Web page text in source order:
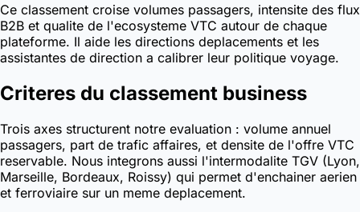
Ce classement croise volumes passagers, intensite des flux
B2B et qualite de l'ecosysteme VTC autour de chaque
plateforme. Il aide les directions deplacements et les
assistantes de direction a calibrer leur politique voyage.
Criteres du classement business
Trois axes structurent notre evaluation : volume annuel
passagers, part de trafic affaires, et densite de l'offre VTC
reservable. Nous integrons aussi l'intermodalite TGV (Lyon,
Marseille, Bordeaux, Roissy) qui permet d'enchainer aerien
et ferroviaire sur un meme deplacement.